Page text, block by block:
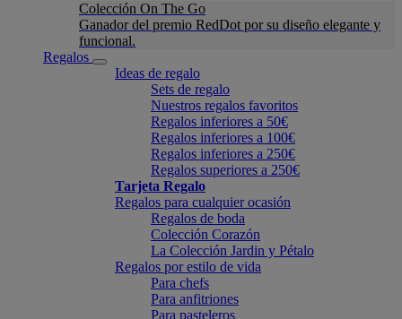
Colección On The Go
Ganador del premio RedDot por su diseño elegante y
funcional.
Regalos
Ideas de regalo
Sets de regalo
Nuestros regalos favoritos
Regalos inferiores a 50€
Regalos inferiores a 100€
Regalos inferiores a 250€
Regalos superiores a 250€
Tarjeta Regalo
Regalos para cualquier ocasión
Regalos de boda
Colección Corazón
La Colección Jardin y Pétalo
Regalos por estilo de vida
Para chefs
Para anfitriones
Para pasteleros